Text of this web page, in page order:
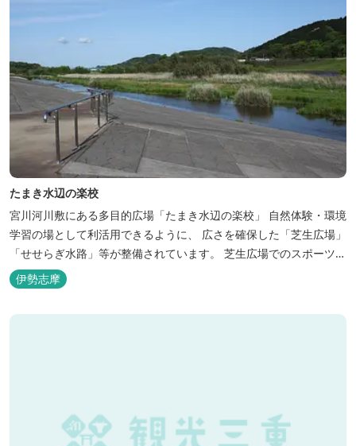
たまき水辺の楽校
宮川河川敷にある多目的広場「たまき水辺の楽校」 自然体験・環境
学習の場として利活用できるように、 広さを確保した「芝生広場」
「せせらぎ水路」等が整備されています。 芝生広場でのスポーツや
バーベキューはもちろん、 車での乗り入れも可能なため、オートキ
ャンプなどもお楽しみいただけます！ 火災防止のため、バーベキュ
ー･焚火等をする際は、 直火にならないように焚火台･コンロ等を
伊勢志摩